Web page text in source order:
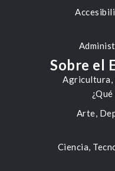
Agricultura,
Arte,
Ciencia,
Sobre el